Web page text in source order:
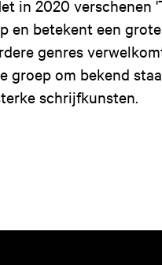
in 2020 verschenen
en betekent een
genres
groep om bekend
schrijfkunsten.